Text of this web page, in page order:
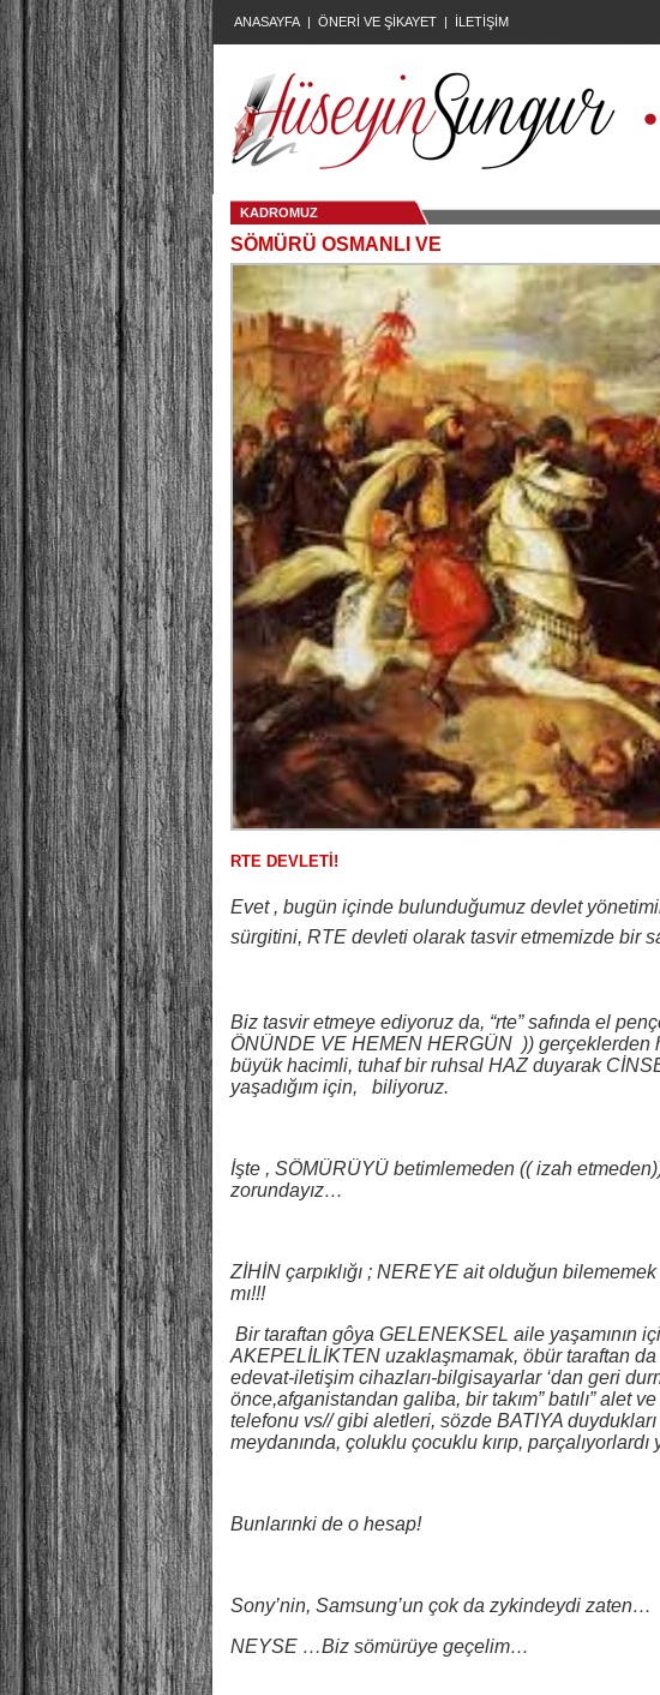
ANASAYFA | ÖNERİ VE ŞİKAYET | İLETİŞİM
KADROMUZ
SÖMÜRÜ OSMANLI VE
RTE DEVLETİ!
Evet , bugün içinde bulunduğumuz devlet
sürgitini, RTE devleti olarak tasvir etmemizde bir
Biz tasvir etmeye ediyoruz da, “rte” safında el
ÖNÜNDE VE HEMEN HERGÜN )) gerçeklerden
büyük hacimli, tuhaf bir ruhsal HAZ duyarak
yaşadığım için, biliyoruz.
İşte , SÖMÜRÜYÜ betimlemeden (( izah
zorundayız…
ZİHİN çarpıklığı ; NEREYE ait olduğun
mı!!!
Bir taraftan gôya GELENEKSEL aile yaşamının
AKEPELİLİKTEN uzaklaşmamak, öbür taraftan da
edevat-iletişim cihazları-bilgisayarlar ‘dan geri
önce,afganistandan galiba, bir takım” batılı” alet
telefonu vs// gibi aletleri, sözde BATIYA
meydanında, çoluklu çocuklu kırıp, parçalıyorlardı
Bunlarınki de o hesap!
Sony’nin, Samsung’un çok da zykindeydi zaten…
NEYSE …Biz sömürüye geçelim…